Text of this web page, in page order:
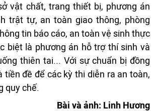
vật chất, trang thiết bị, phương án
trật tự, an toàn giao thông, phòng
tin báo cáo, an toàn vệ sinh thực
biệt là phương án hỗ trợ thí sinh và
thiên tai... Với sự chuẩn bị đồng
tiền đề để các kỳ thi diễn ra an toàn,
quy chế.
Bài và ảnh: Linh Hương